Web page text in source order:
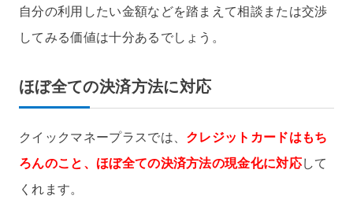
自分の利用したい金額などを踏まえて相談または交渉
してみる価値は十分あるでしょう。
ほぼ全ての決済方法に対応
クイックマネープラスでは、 クレジットカードはもち
ろんのこと、ほぼ全ての決済方法の現金化に対応して
くれます。